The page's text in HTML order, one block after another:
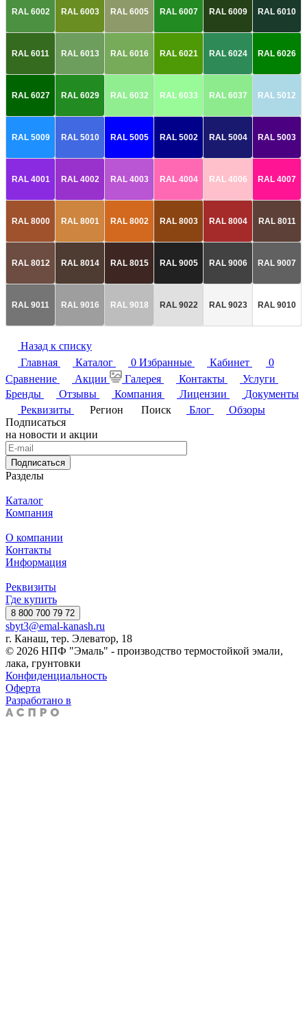
RAL 6002 RAL 6003 RAL 6005 RAL 6007 RAL 6009 RAL 6010
RAL 6011 RAL 6013 RAL 6016 RAL 6021 RAL 6024 RAL 6026
RAL 6027 RAL 6029 RAL 6032 RAL 6033 RAL 6037 RAL 5012
RAL 5009 RAL 5010 RAL 5005 RAL 5002 RAL 5004 RAL 5003
RAL 4001 RAL 4002 RAL 4003 RAL 4004 RAL 4006 RAL 4007
RAL 8000 RAL 8001 RAL 8002 RAL 8003 RAL 8004 RAL 8011
RAL 8012 RAL 8014 RAL 8015 RAL 9005 RAL 9006 RAL 9007
RAL 9011 RAL 9016 RAL 9018 RAL 9022 RAL 9023 RAL 9010
Назад к списку
Главная
Каталог 0 Избранные Кабинет
0
Сравнение
Акции Галерея Контакты
Услуги
Бренды
Отзывы Компания Лицензии
Документы
Реквизиты
Регион Поиск Блог
Обзоры
Подписаться
на новости и акции
Подписаться
Разделы
Каталог
Компания
О компании
Контакты
Информация
Реквизиты
Где купить
8 800 700 79 72
sbyt3@emal-kanash.ru
г. Канаш, тер. Элеватор, 18
© 2026 НПФ "Эмаль" - производство термостойкой эмали,
лака, грунтовки
Конфиденциальность
Оферта
Разработано в